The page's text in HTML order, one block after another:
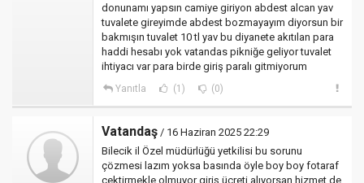
donunamı yapsın camiye giriyon abdest alcan yav
tuvalete gireyimde abdest bozmayayım diyorsun bir
bakmışın tuvalet 10 tl yav bu diyanete akıtılan para
haddi hesabı yok vatandas pikniğe geliyor tuvalet
ihtiyacı var para birde giriş paralı gitmiyorum
Yanıtla (1) (0)
Vatandaş / 16 Haziran 2025 22:29
Bilecik il Özel müdürlüğü yetkilisi bu sorunu
çözmesi lazım yoksa basında öyle boy boy fotaraf
çektirmekle olmuyor giriş ücreti alıyorsan hizmet de